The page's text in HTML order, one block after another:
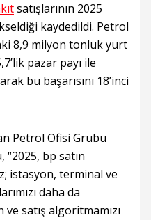
satışlarının 2025
kaydedildi. Petrol
8,9 milyon tonluk yurt
pazar payı ile
bu başarısını 18’inci
Petrol Ofisi Grubu
“2025, bp satın
istasyon, terminal ve
daha da
ve satış algoritmamızı